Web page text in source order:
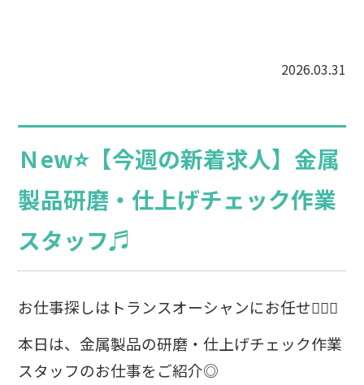
2026.03.31
Ｎew⭐【今週の新着求人】金属
製品研磨・仕上げチェック作業
スタッフ♬
お仕事探しはトランスオーシャンにお任せ💁🏻‍♀️
本日は、金属製品の研磨・仕上げチェック作業
スタッフのお仕事をご紹介◎